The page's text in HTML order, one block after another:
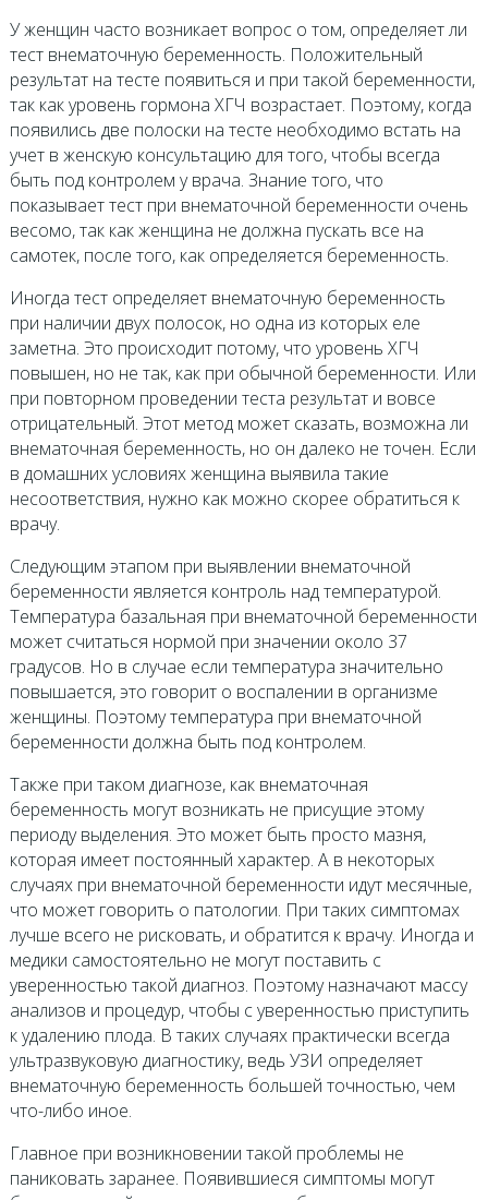
У женщин часто возникает вопрос о том, определяет ли
тест внематочную беременность. Положительный
результат на тесте появиться и при такой беременности,
так как уровень гормона ХГЧ возрастает. Поэтому, когда
появились две полоски на тесте необходимо встать на
учет в женскую консультацию для того, чтобы всегда
быть под контролем у врача. Знание того, что
показывает тест при внематочной беременности очень
весомо, так как женщина не должна пускать все на
самотек, после того, как определяется беременность.
Иногда тест определяет внематочную беременность
при наличии двух полосок, но одна из которых еле
заметна. Это происходит потому, что уровень ХГЧ
повышен, но не так, как при обычной беременности. Или
при повторном проведении теста результат и вовсе
отрицательный. Этот метод может сказать, возможна ли
внематочная беременность, но он далеко не точен. Если
в домашних условиях женщина выявила такие
несоответствия, нужно как можно скорее обратиться к
врачу.
Следующим этапом при выявлении внематочной
беременности является контроль над температурой.
Температура базальная при внематочной беременности
может считаться нормой при значении около 37
градусов. Но в случае если температура значительно
повышается, это говорит о воспалении в организме
женщины. Поэтому температура при внематочной
беременности должна быть под контролем.
Также при таком диагнозе, как внематочная
беременность могут возникать не присущие этому
периоду выделения. Это может быть просто мазня,
которая имеет постоянный характер. А в некоторых
случаях при внематочной беременности идут месячные,
что может говорить о патологии. При таких симптомах
лучше всего не рисковать, и обратится к врачу. Иногда и
медики самостоятельно не могут поставить с
уверенностью такой диагноз. Поэтому назначают массу
анализов и процедур, чтобы с уверенностью приступить
к удалению плода. В таких случаях практически всегда
ультразвуковую диагностику, ведь УЗИ определяет
внематочную беременность большей точностью, чем
что-либо иное.
Главное при возникновении такой проблемы не
паниковать заранее. Появившиеся симптомы могут